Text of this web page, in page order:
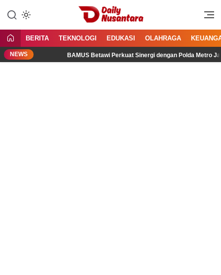
konten
Daily Nusantara
Menyajikan Fakta, Menginspirasi
BERITA TEKNOLOGI EDUKASI OLAHRAGA
NEWS BAMUS Betawi Perkuat Sinergi dengan Polda Metro Jaya,